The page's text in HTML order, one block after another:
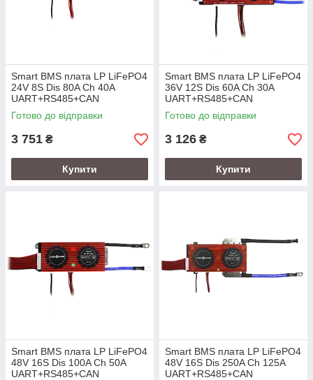
Smart BMS плата LP LiFePO4
24V 8S Dis 80A Ch 40A
UART+RS485+CAN
Готово до відправки
3 751 ₴
Купити
Smart BMS плата LP LiFePO4
36V 12S Dis 60A Ch 30A
UART+RS485+CAN
Готово до відправки
3 126 ₴
Купити
Smart BMS плата LP LiFePO4
48V 16S Dis 100A Ch 50A
UART+RS485+CAN
Smart BMS плата LP LiFePO4
48V 16S Dis 250A Ch 125A
UART+RS485+CAN